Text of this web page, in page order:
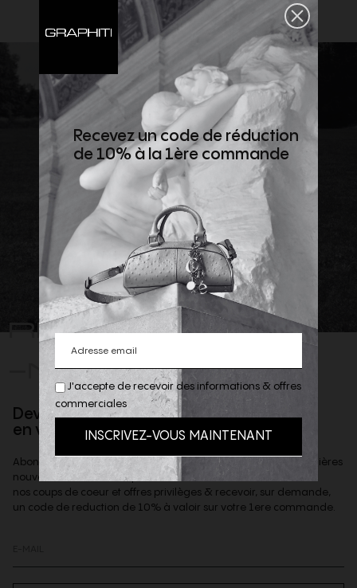
REJOIGNEZ
-NOUS
Devenez client privilège
en vous inscrivant à la newsletter
Abonnez-vous à notre newsletter afin d'être informé des dernières
nouveautés de la boutique,
nos coups de coeur et offres privilèges & recevoir, sur demande,
un code de reduction de 10% à valoir sur votre 1ere commande.
J'accepte de recevoir des informations & offres
commerciales
Recevez un code de réduction
de 10% à la 1ère commande